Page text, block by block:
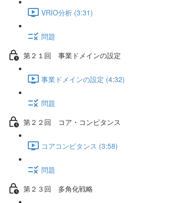
VRIO分析 (3:31)
問題
第２１回 事業ドメインの設定
事業ドメインの設定 (4:32)
問題
第２２回 コア・コンピタンス
コアコンピタンス (3:58)
問題
第２３回 多角化戦略